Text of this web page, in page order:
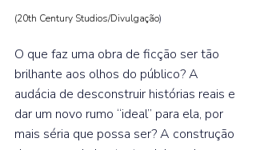
(20th Century Studios/Divulgação)
O que faz uma obra de ficção ser tão
brilhante aos olhos do público? A
audácia de desconstruir histórias reais e
dar um novo rumo “ideal” para ela, por
mais séria que possa ser? A construção